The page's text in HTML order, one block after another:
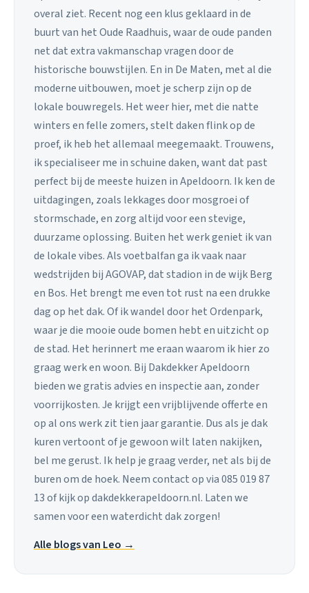
overal ziet. Recent nog een klus geklaard in de
buurt van het Oude Raadhuis, waar de oude panden
net dat extra vakmanschap vragen door de
historische bouwstijlen. En in De Maten, met al die
moderne uitbouwen, moet je scherp zijn op de
lokale bouwregels. Het weer hier, met die natte
winters en felle zomers, stelt daken flink op de
proef, ik heb het allemaal meegemaakt. Trouwens,
ik specialiseer me in schuine daken, want dat past
perfect bij de meeste huizen in Apeldoorn. Ik ken de
uitdagingen, zoals lekkages door mosgroei of
stormschade, en zorg altijd voor een stevige,
duurzame oplossing. Buiten het werk geniet ik van
de lokale vibes. Als voetbalfan ga ik vaak naar
wedstrijden bij AGOVAP, dat stadion in de wijk Berg
en Bos. Het brengt me even tot rust na een drukke
dag op het dak. Of ik wandel door het Ordenpark,
waar je die mooie oude bomen hebt en uitzicht op
de stad. Het herinnert me eraan waarom ik hier zo
graag werk en woon. Bij Dakdekker Apeldoorn
bieden we gratis advies en inspectie aan, zonder
voorrijkosten. Je krijgt een vrijblijvende offerte en
op al ons werk zit tien jaar garantie. Dus als je dak
kuren vertoont of je gewoon wilt laten nakijken,
bel me gerust. Ik help je graag verder, net als bij de
buren om de hoek. Neem contact op via 085 019 87
13 of kijk op dakdekkerapeldoorn.nl. Laten we
samen voor een waterdicht dak zorgen!
Alle blogs van Leo →